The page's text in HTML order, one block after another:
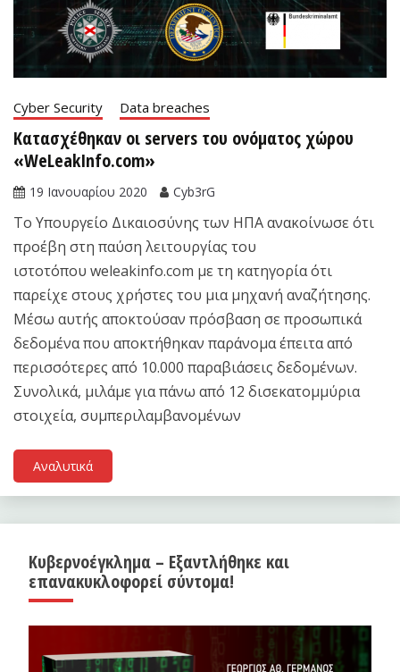
Cyber Security Data breaches
Κατασχέθηκαν οι servers του ονόματος χώρου
«WeLeakInfo.com»
19 Ιανουαρίου 2020 Cyb3rG
Το Υπουργείο Δικαιοσύνης των ΗΠΑ ανακοίνωσε ότι
προέβη στη παύση λειτουργίας του
ιστοτόπου weleakinfo.com με τη κατηγορία ότι
παρείχε στους χρήστες του μια μηχανή αναζήτησης.
Μέσω αυτής αποκτούσαν πρόσβαση σε προσωπικά
δεδομένα που αποκτήθηκαν παράνομα έπειτα από
περισσότερες από 10.000 παραβιάσεις δεδομένων.
Συνολικά, μιλάμε για πάνω από 12 δισεκατομμύρια
στοιχεία, συμπεριλαμβανομένων
Αναλυτικά
Κυβερνοέγκλημα – Εξαντλήθηκε και
επανακυκλοφορεί σύντομα!